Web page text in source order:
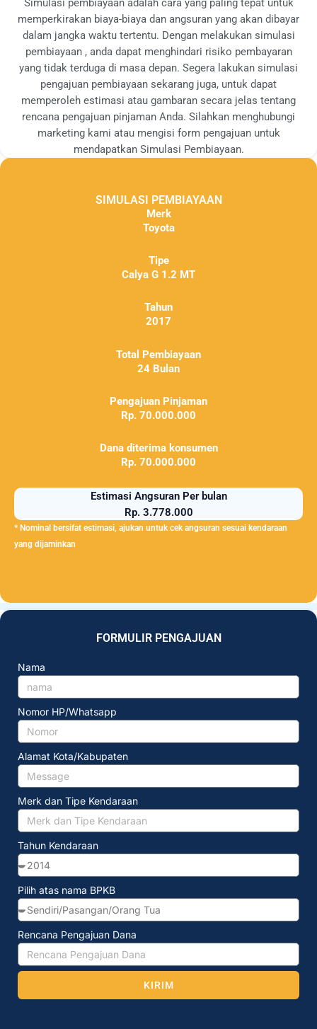
Simulasi pembiayaan adalah cara yang paling tepat untuk
memperkirakan biaya-biaya dan angsuran yang akan dibayar
dalam jangka waktu tertentu. Dengan melakukan simulasi
pembiayaan , anda dapat menghindari risiko pembayaran
yang tidak terduga di masa depan. Segera lakukan simulasi
pengajuan pembiayaan sekarang juga, untuk dapat
memperoleh estimasi atau gambaran secara jelas tentang
rencana pengajuan pinjaman Anda. Silahkan menghubungi
marketing kami atau mengisi form pengajuan untuk
mendapatkan Simulasi Pembiayaan.
SIMULASI PEMBIAYAAN
Merk
Toyota
Tipe
Calya G 1.2 MT
Tahun
2017
Total Pembiayaan
24 Bulan
Pengajuan Pinjaman
Rp. 70.000.000
Dana diterima konsumen
Rp. 70.000.000
Estimasi Angsuran Per bulan
Rp. 3.778.000
* Nominal bersifat estimasi, ajukan untuk cek angsuran sesuai kendaraan
yang dijaminkan
FORMULIR PENGAJUAN
Nama
Nomor HP/Whatsapp
Alamat Kota/Kabupaten
Merk dan Tipe Kendaraan
Tahun Kendaraan
Pilih atas nama BPKB
Rencana Pengajuan Dana
KIRIM